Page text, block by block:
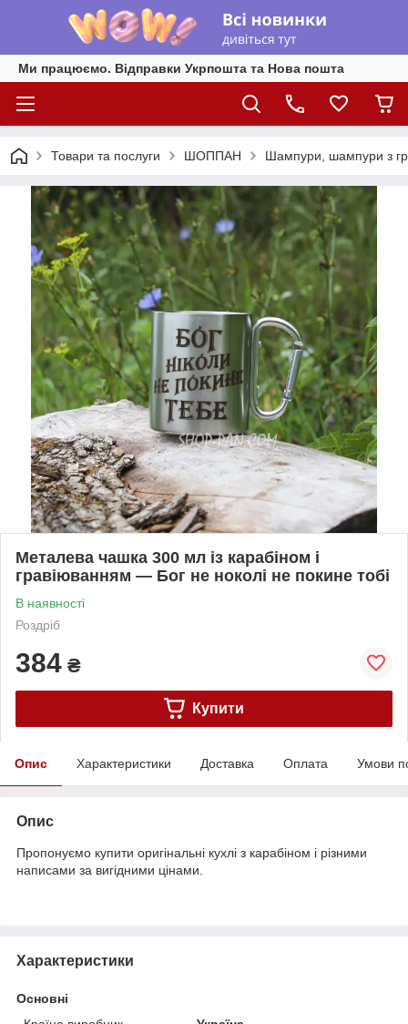
Ми працюємо. Відправки Укрпошта та Нова пошта
Товари та послуги ШОППАН Шампури, шампури з
Металева чашка 300 мл із карабіном і
гравіюванням — Бог не ноколі не покине тобі
В наявності
Роздріб
384 ₴
Купити
Опис Характеристики Доставка Оплата Умови
Опис
Пропонуємо купити оригінальні кухлі з карабіном і різними
написами за вигідними цінами.
Характеристики
Основні